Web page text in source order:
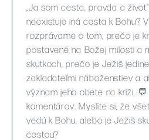
„Ja som cesta, pravda a
neexistuje iná cesta k Bohu?
rozprávame o tom, prečo je
postavené na Božej milosti a
skutkoch, prečo je Ježiš
zakladateľmi náboženstiev a
význam jeho obete na kríži.
komentárov: Myslíte si, že
vedú k Bohu, alebo je Ježiš
cestou?